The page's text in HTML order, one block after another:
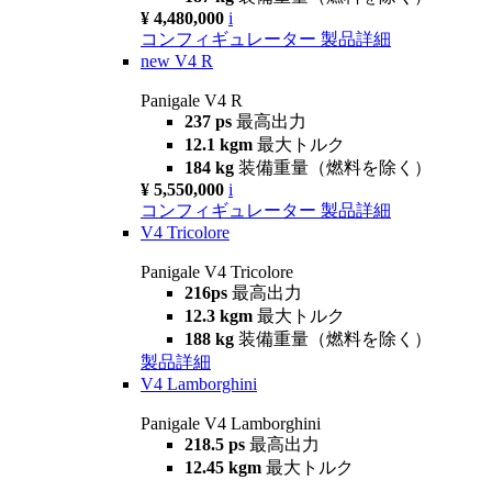
¥ 4,480,000 i
コンフィギュレーター 製品詳細
new V4 R
Panigale V4 R
237 ps 最高出力
12.1 kgm 最大トルク
184 kg 装備重量（燃料を除く）
¥ 5,550,000 i
コンフィギュレーター 製品詳細
V4 Tricolore
Panigale V4 Tricolore
216ps 最高出力
12.3 kgm 最大トルク
188 kg 装備重量（燃料を除く）
製品詳細
V4 Lamborghini
Panigale V4 Lamborghini
218.5 ps 最高出力
12.45 kgm 最大トルク